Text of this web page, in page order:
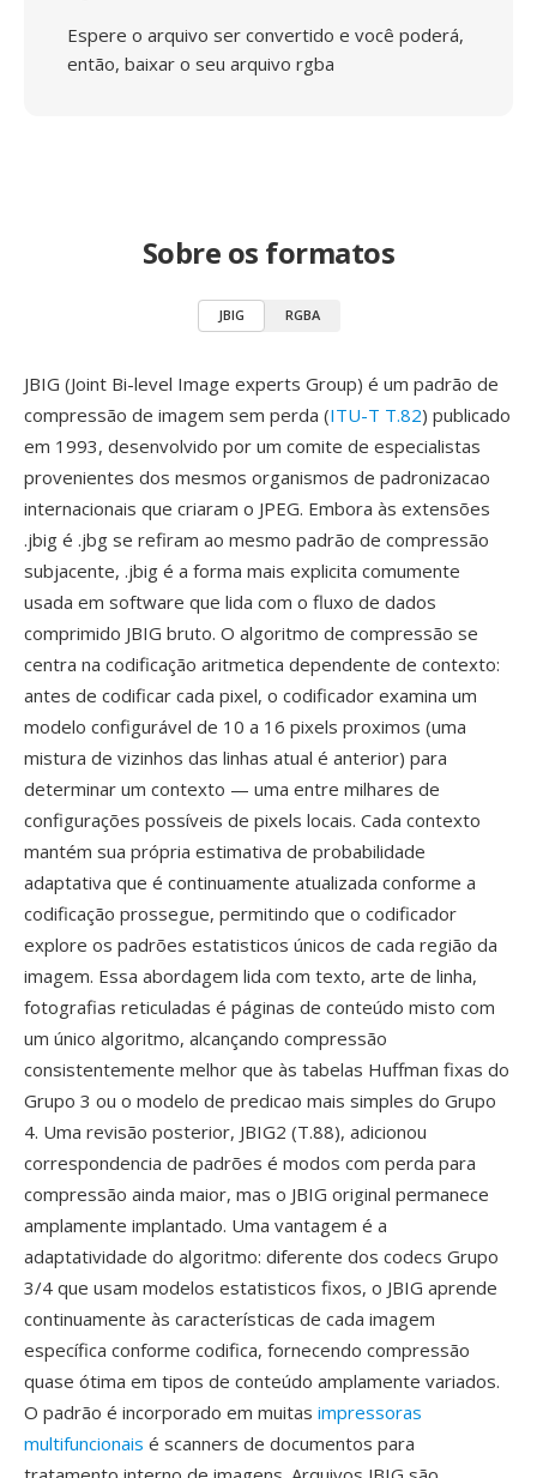
Espere o arquivo ser convertido e você poderá,
então, baixar o seu arquivo rgba
Sobre os formatos
JBIG RGBA
JBIG (Joint Bi-level Image experts Group) é um padrão de
compressão de imagem sem perda (ITU-T T.82) publicado
em 1993, desenvolvido por um comite de especialistas
provenientes dos mesmos organismos de padronizacao
internacionais que criaram o JPEG. Embora às extensões
.jbig é .jbg se refiram ao mesmo padrão de compressão
subjacente, .jbig é a forma mais explicita comumente
usada em software que lida com o fluxo de dados
comprimido JBIG bruto. O algoritmo de compressão se
centra na codificação aritmetica dependente de contexto:
antes de codificar cada pixel, o codificador examina um
modelo configurável de 10 a 16 pixels proximos (uma
mistura de vizinhos das linhas atual é anterior) para
determinar um contexto — uma entre milhares de
configurações possíveis de pixels locais. Cada contexto
mantém sua própria estimativa de probabilidade
adaptativa que é continuamente atualizada conforme a
codificação prossegue, permitindo que o codificador
explore os padrões estatisticos únicos de cada região da
imagem. Essa abordagem lida com texto, arte de linha,
fotografias reticuladas é páginas de conteúdo misto com
um único algoritmo, alcançando compressão
consistentemente melhor que às tabelas Huffman fixas do
Grupo 3 ou o modelo de predicao mais simples do Grupo
4. Uma revisão posterior, JBIG2 (T.88), adicionou
correspondencia de padrões é modos com perda para
compressão ainda maior, mas o JBIG original permanece
amplamente implantado. Uma vantagem é a
adaptatividade do algoritmo: diferente dos codecs Grupo
3/4 que usam modelos estatisticos fixos, o JBIG aprende
continuamente às características de cada imagem
específica conforme codifica, fornecendo compressão
quase ótima em tipos de conteúdo amplamente variados.
O padrão é incorporado em muitas impressoras
multifuncionais é scanners de documentos para